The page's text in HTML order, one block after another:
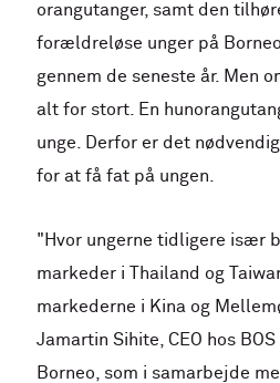
orangutanger, samt den
forældreløse unger på
gennem de seneste år. Men
alt for stort. En
unge. Derfor er det
for at få fat på ungen.
"Hvor ungerne tidligere især
markeder i Thailand og
markederne i Kina og
Jamartin Sihite, CEO hos
Borneo, som i samarbejde